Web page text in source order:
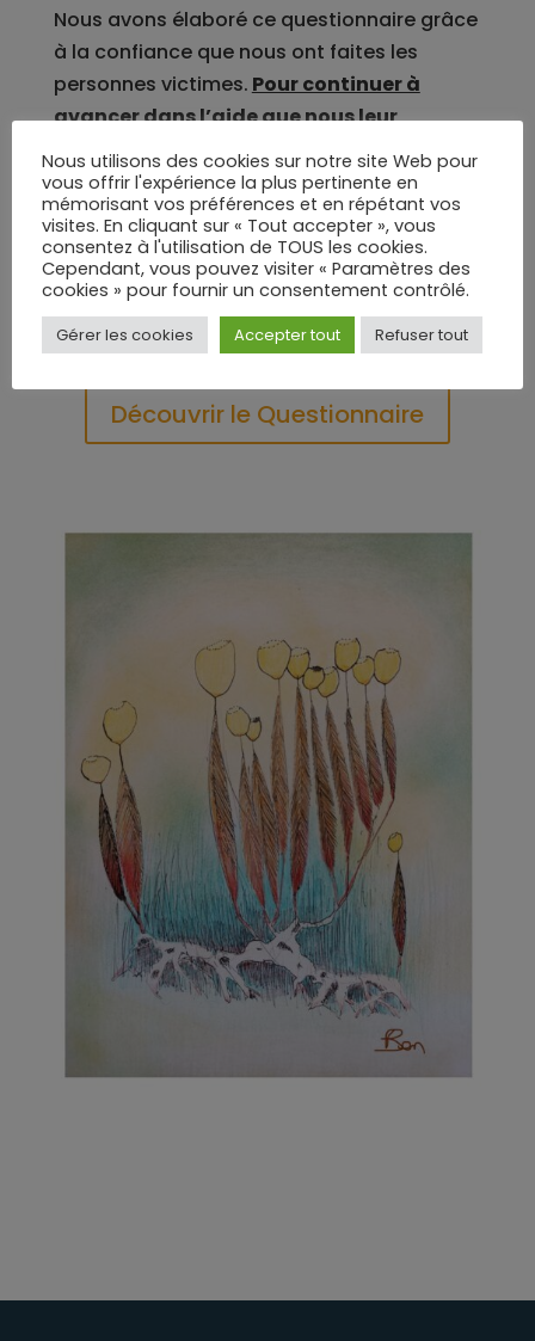
Nous avons élaboré ce questionnaire grâce
à la confiance que nous ont faites les
personnes victimes. Pour continuer à
avancer dans l’aide que nous leur
apportons nous vous demandons lorsque
vous l’utilisez defaire un donà
l’associationC’est à dire( via ce siteou
par tout autre moyen) ; don proportionné
au nombre de personnes « questionnées ».
Découvrir le Questionnaire
Nous utilisons des cookies sur notre site Web pour
vous offrir l'expérience la plus pertinente en
mémorisant vos préférences et en répétant vos
visites. En cliquant sur « Tout accepter », vous
consentez à l'utilisation de TOUS les cookies.
Cependant, vous pouvez visiter « Paramètres des
cookies » pour fournir un consentement contrôlé.
Gérer les cookies Accepter tout Refuser tout